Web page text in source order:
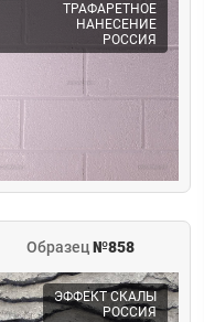
ТРАФАРЕТНОЕ
НАНЕСЕНИЕ
РОССИЯ
Образец№858
ЭФФЕКТ СКАЛЫ
РОССИЯ